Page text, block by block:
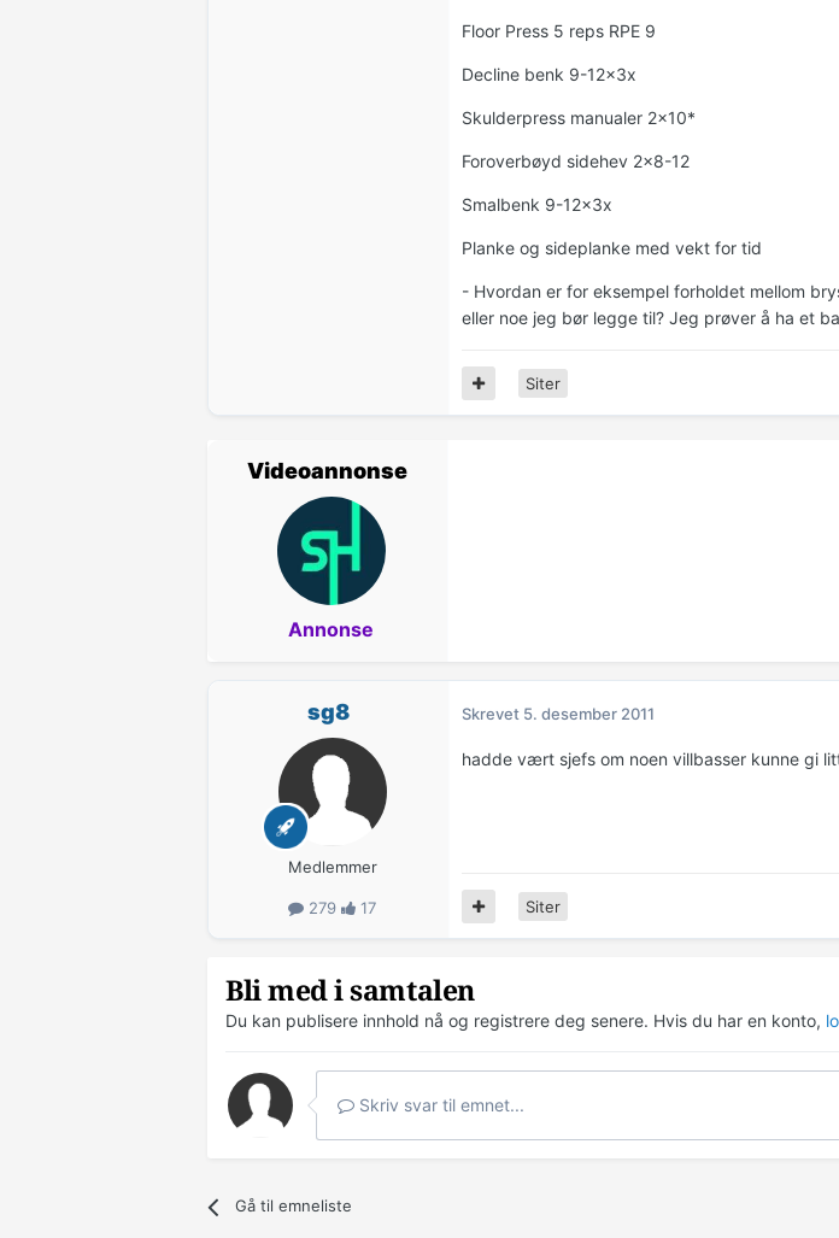
Floor Press 5 reps RPE 9
Decline benk 9-12x3x
Skulderpress manualer 2x10*
Foroverbøyd sidehev 2x8-12
Smalbenk 9-12x3x
Planke og sideplanke med vekt for tid
- Hvordan er for eksempel forholdet mellom
eller noe jeg bør legge til? Jeg prøver å ha et
Siter
Videoannonse
Annonse
sg8
Medlemmer
279 17
Skrevet 5. desember 2011
hadde vært sjefs om noen villbasser kunne gi
Siter
Bli med i samtalen
Du kan publisere innhold nå og registrere deg senere. Hvis du har en konto,
Skriv svar til emnet...
Gå til emneliste